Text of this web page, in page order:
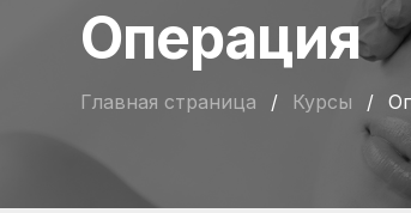
Операция
Главная страница / Курсы /